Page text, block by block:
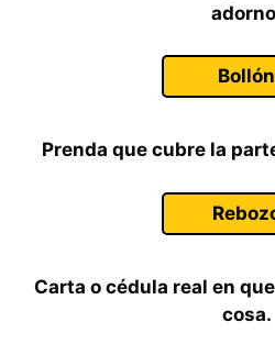
Bollón
Prenda que cubre la
Carta o cédula real en
cosa.